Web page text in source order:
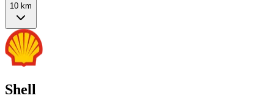
10 km
Shell